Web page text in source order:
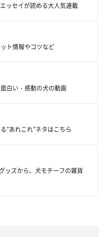
ッセイが読める大人気連載
ト情報やコツなど
白い・感動の犬の動画
”あれこれ”ネタはこちら
ッズから、犬モチーフの雑貨